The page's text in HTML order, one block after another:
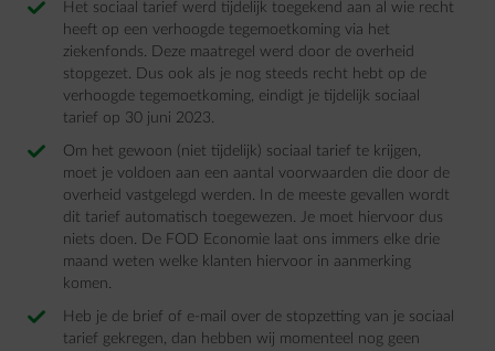
Het sociaal tarief werd tijdelijk toegekend aan al wie recht
heeft op een verhoogde tegemoetkoming via het
ziekenfonds. Deze maatregel werd door de overheid
stopgezet. Dus ook als je nog steeds recht hebt op de
verhoogde tegemoetkoming, eindigt je tijdelijk sociaal
tarief op 30 juni 2023​.
Om het gewoon (niet tijdelijk) sociaal tarief te krijgen,
moet je voldoen aan een aantal voorwaarden die door de
overheid vastgelegd werden. In de meeste gevallen wordt
dit tarief automatisch toegewezen. Je moet hiervoor dus
niets doen. De FOD Economie laat ons immers elke drie
maand weten welke klanten hiervoor in aanmerking
komen. ​
Heb je de brief of e-mail over de stopzetting van je sociaal
tarief gekregen, dan hebben wij momenteel nog geen